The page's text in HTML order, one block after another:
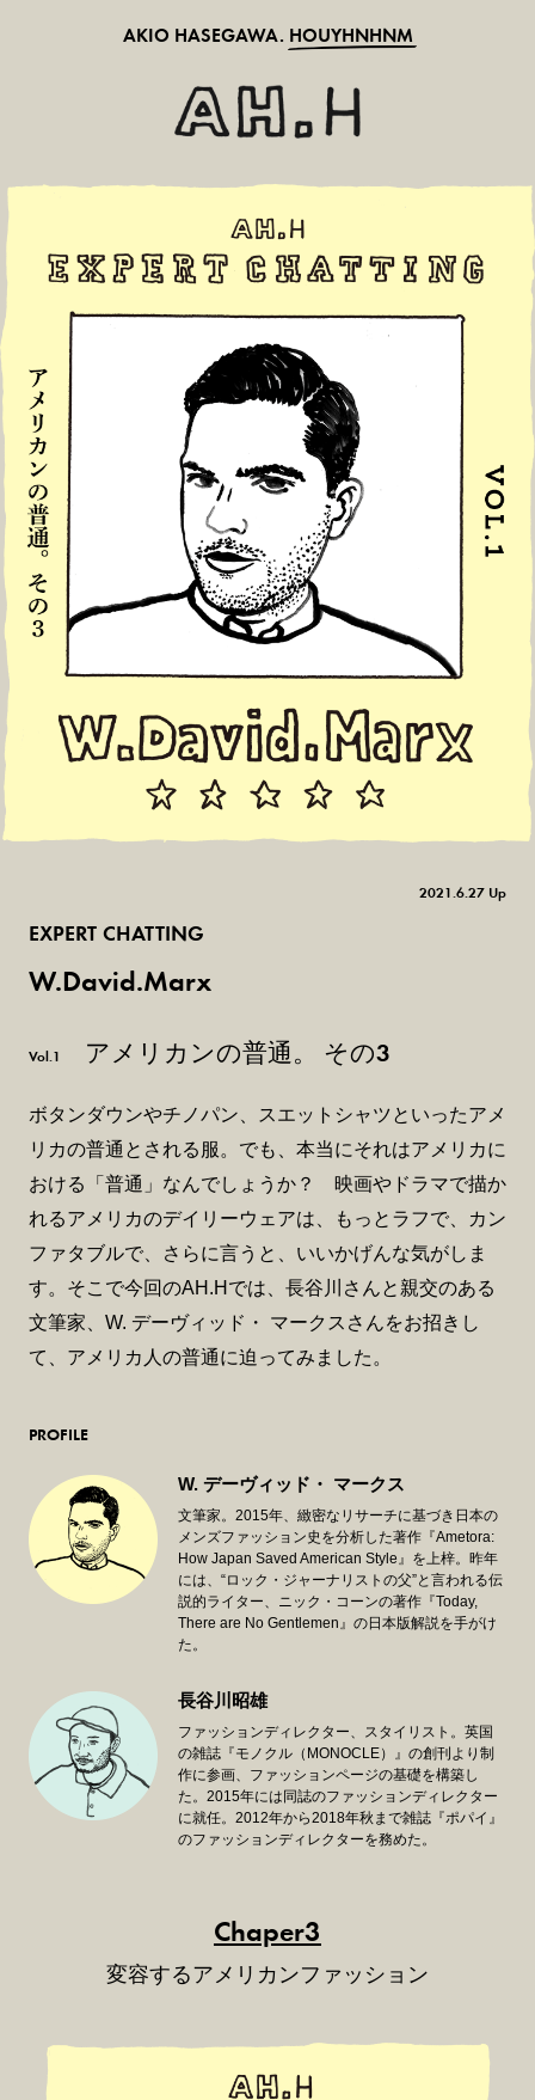
AKIO HASEGAWA. HOUYHNHNM
2021.6.27 Up
EXPERT CHATTING
W.David.Marx
Vol.1 アメリカンの普通。 その3
ボタンダウンやチノパン、スエットシャツといったアメ
リカの普通とされる服。でも、本当にそれはアメリカに
おける「普通」なんでしょうか？ 映画やドラマで描か
れるアメリカのデイリーウェアは、もっとラフで、カン
ファタブルで、さらに言うと、いいかげんな気がしま
す。そこで今回のAH.Hでは、長谷川さんと親交のある
文筆家、W. デーヴィッド・ マークスさんをお招きし
て、アメリカ人の普通に迫ってみました。
PROFILE
W. デーヴィッド・ マークス
文筆家。2015年、緻密なリサーチに基づき日本の
メンズファッション史を分析した著作『Ametora:
How Japan Saved American Style』を上梓。昨年
には、“ロック・ジャーナリストの父”と言われる伝
説的ライター、ニック・コーンの著作『Today,
There are No Gentlemen』の日本版解説を手がけ
た。
長谷川昭雄
ファッションディレクター、スタイリスト。英国
の雑誌『モノクル（MONOCLE）』の創刊より制
作に参画、ファッションページの基礎を構築し
た。2015年には同誌のファッションディレクター
に就任。2012年から2018年秋まで雑誌『ポパイ』
のファッションディレクターを務めた。
Chaper3
変容するアメリカンファッション